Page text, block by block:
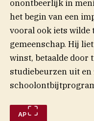
onontbeerlijk in
het begin van een
vooral ook iets wilde
gemeenschap. Hij
winst, betaalde door
studiebeurzen uit en
AP